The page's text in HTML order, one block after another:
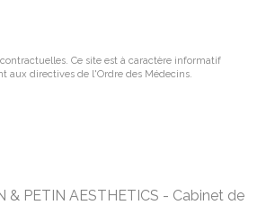
Ce site est à caractère informatif
aux directives de l'Ordre des Médecins.
& PETIN AESTHETICS - Cabinet de